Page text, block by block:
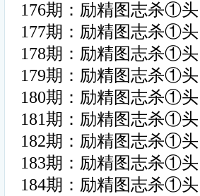
176期：励精图志杀①
177期：励精图志杀①
178期：励精图志杀①
179期：励精图志杀①
180期：励精图志杀①
181期：励精图志杀①
182期：励精图志杀①
183期：励精图志杀①
184期：励精图志杀①